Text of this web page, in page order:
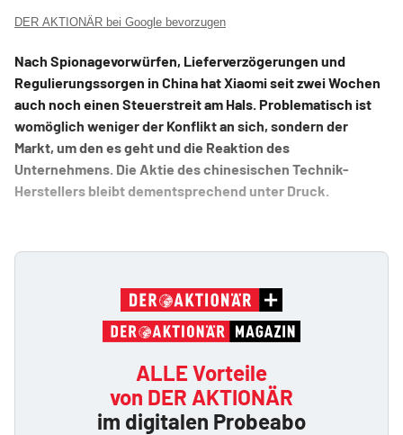
DER AKTIONÄR bei Google bevorzugen
Nach Spionagevorwürfen, Lieferverzögerungen und
Regulierungssorgen in China hat Xiaomi seit zwei Wochen
auch noch einen Steuerstreit am Hals. Problematisch ist
womöglich weniger der Konflikt an sich, sondern der
Markt, um den es geht und die Reaktion des
Unternehmens. Die Aktie des chinesischen Technik-
Herstellers bleibt dementsprechend unter Druck.
ALLE Vorteile
von DER AKTIONÄR
im digitalen Probeabo